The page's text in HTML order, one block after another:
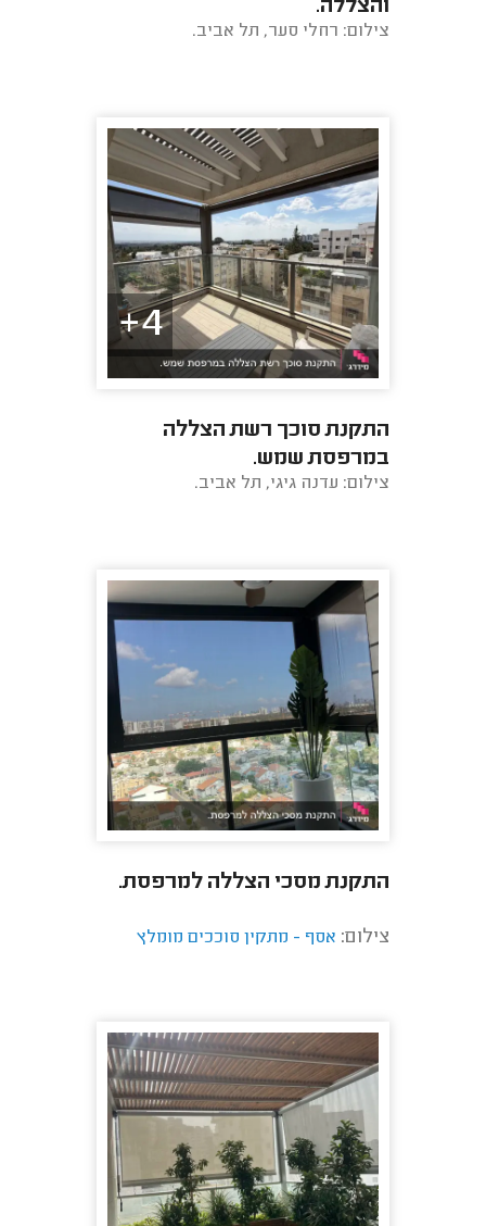
והצללה.
צילום: רחלי סער, תל אביב.
4+
התקנת סוכך רשת הצללה
במרפסת שמש.
צילום: עדנה גיגי, תל אביב.
התקנת מסכי הצללה למרפסת.
צילום: אסף - מתקין סוככים מומלץ